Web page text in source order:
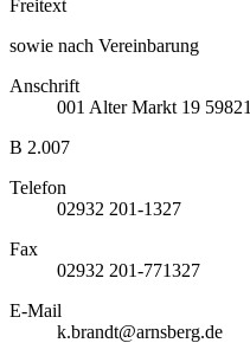
Freitext
sowie nach Vereinbarung
Anschrift
001 Alter Markt 19 59821
B 2.007
Telefon
02932 201-1327
Fax
02932 201-771327
E-Mail
k.brandt@arnsberg.de